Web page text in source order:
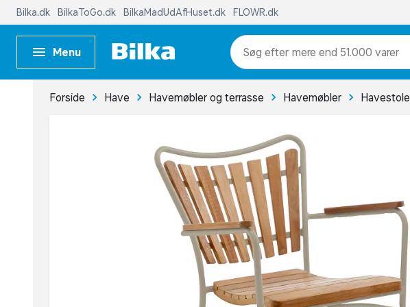
Bilka.dk BilkaToGo.dk BilkaMadUdAfHuset.dk FLOWR.dk
Menu mere end 51.000 varer
Forside Have Havemøbler og terrasse Havemøbler Havestole